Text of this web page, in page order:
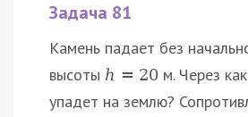
Задача 81
Камень падает без
высоты h = 20 м. Через
упадет на землю?